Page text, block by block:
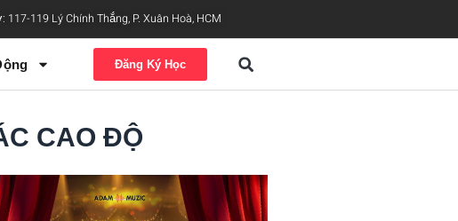
117-119 Lý Chính Thắng, P. Xuân Hoà, HCM
Đăng Ký Học
CAO ĐỘ